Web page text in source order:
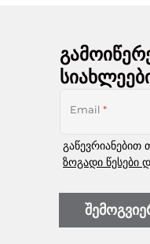
Email *
გაწევრიანებით
ზოგადი წესები